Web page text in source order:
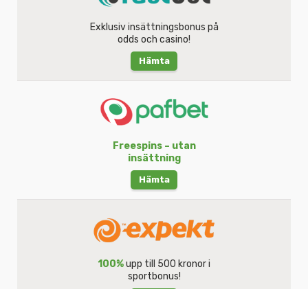
Exklusiv insättningsbonus på
odds och casino!
Hämta
Freespins – utan
insättning
Hämta
100%upp till 500 kronor i
sportbonus!